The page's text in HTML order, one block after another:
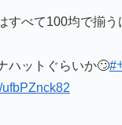
すべて100均で揃う
ハットぐらいか🙄#